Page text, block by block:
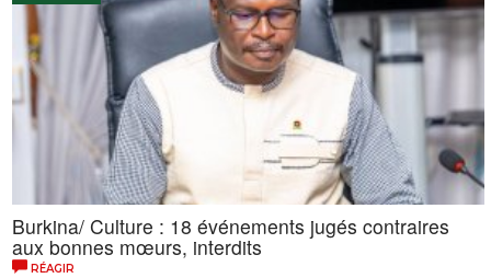
Burkina/ Culture : 18 événements jugés contraires
aux bonnes mœurs, interdits
RÉAGIR